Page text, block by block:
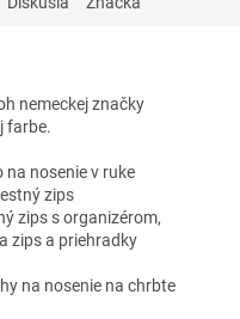
nemeckej značky
farbe.
na nosenie v ruke
zips
zips s organizérom,
zips a priehradky
na nosenie na chrbte